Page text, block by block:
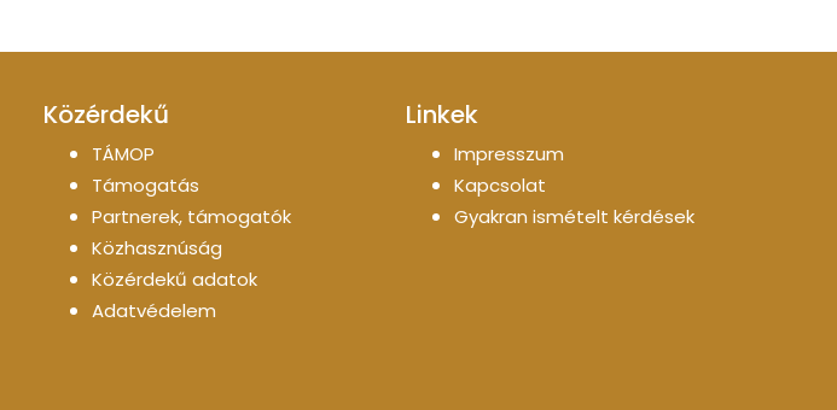
Közérdekű
TÁMOP
Támogatás
Partnerek, támogatók
Közhasznúság
Közérdekű adatok
Adatvédelem
Linkek
Impresszum
Kapcsolat
Gyakran ismételt kérdések